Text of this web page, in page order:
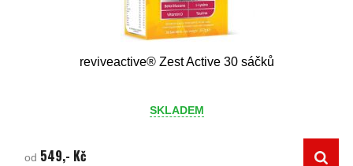
reviveactive® Zest Active 30 sáčků
SKLADEM
od 549,- Kč